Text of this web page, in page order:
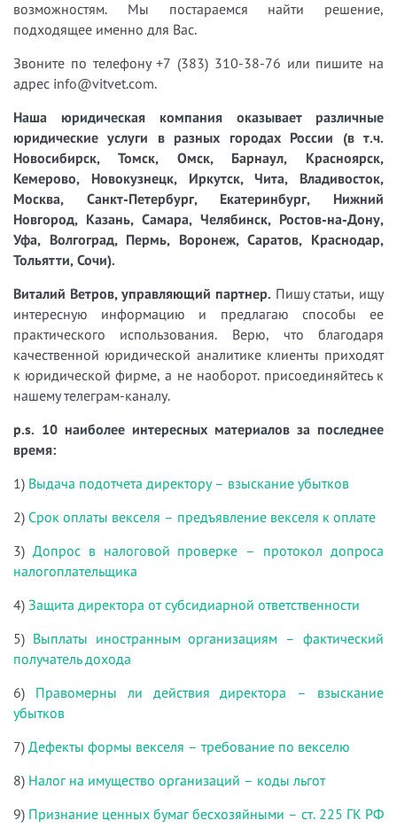
возможностям. Мы постараемся найти решение,
подходящее именно для Вас.
Звоните по телефону +7 (383) 310-38-76 или пишите на
адрес info@vitvet.com.
Наша юридическая компания оказывает различные
юридические услуги в разных городах России (в т.ч.
Новосибирск, Томск, Омск, Барнаул, Красноярск,
Кемерово, Новокузнецк, Иркутск, Чита, Владивосток,
Москва, Санкт-Петербург, Екатеринбург, Нижний
Новгород, Казань, Самара, Челябинск, Ростов-на-Дону,
Уфа, Волгоград, Пермь, Воронеж, Саратов, Краснодар,
Тольятти, Сочи).
Виталий Ветров, управляющий партнер. Пишу статьи, ищу
интересную информацию и предлагаю способы ее
практического использования. Верю, что благодаря
качественной юридической аналитике клиенты приходят
к юридической фирме, а не наоборот. присоединяйтесь к
нашему телеграм-каналу.
p.s. 10 наиболее интересных материалов за последнее
время:
1) Выдача подотчета директору – взыскание убытков
2) Срок оплаты векселя – предъявление векселя к оплате
3) Допрос в налоговой проверке – протокол допроса
налогоплательщика
4) Защита директора от субсидиарной ответственности
5) Выплаты иностранным организациям – фактический
получатель дохода
6) Правомерны ли действия директора – взыскание
убытков
7) Дефекты формы векселя – требование по векселю
8) Налог на имущество организаций – коды льгот
9) Признание ценных бумаг бесхозяйными – ст. 225 ГК РФ